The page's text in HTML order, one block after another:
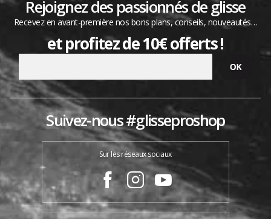
Rejoignez des passionnés de glisse
Recevez en avant-première nos bons plans, conseils, nouveautés…
et profitez de 10€ offerts !
Suivez-nous #glisseproshop
Sur les réseaux sociaux